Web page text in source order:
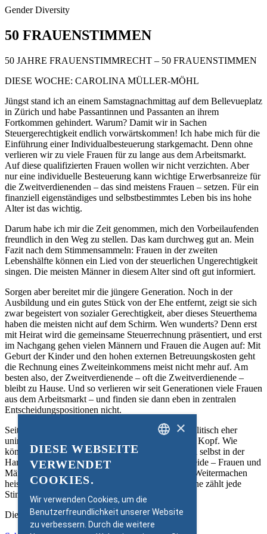
Gender Diversity
50 FRAUENSTIMMEN
50 JAHRE FRAUENSTIMMRECHT – 50 FRAUENSTIMMEN
DIESE WOCHE: CAROLINA MÜLLER-MÖHL
Jüngst stand ich an einem Samstagnachmittag auf dem Bellevueplatz
in Zürich und habe Passantinnen und Passanten an ihrem
Fortkommen gehindert. Warum? Damit wir in Sachen
Steuergerechtigkeit endlich vorwärtskommen! Ich habe mich für die
Einführung einer Individualbesteuerung starkgemacht. Denn ohne
verlieren wir zu viele Frauen für zu lange aus dem Arbeitsmarkt.
Auf diese qualifizierten Frauen wollen wir nicht verzichten. Aber
nur eine individuelle Besteuerung kann wichtige Erwerbsanreize für
die Zweitverdienenden – das sind meistens Frauen – setzen. Für ein
finanziell eigenständiges und selbstbestimmtes Leben bis ins hohe
Alter ist das wichtig.
Darum habe ich mir die Zeit genommen, mich den Vorbeilaufenden
freundlich in den Weg zu stellen. Das kam durchweg gut an. Mein
Fazit nach dem Stimmensammeln: Frauen in der zweiten
Lebenshälfte können ein Lied von der steuerlichen Ungerechtigkeit
singen. Die meisten Männer in diesem Alter sind oft gut informiert.
Sorgen aber bereitet mir die jüngere Generation. Noch in der
Ausbildung und ein gutes Stück von der Ehe entfernt, zeigt sie sich
zwar begeistert von sozialer Gerechtigkeit, aber dieses Steuerthema
haben die meisten nicht auf dem Schirm. Wen wunderts? Denn erst
mit Heirat wird die gemeinsame Steuerrechnung präsentiert, und erst
im Nachgang gehen vielen Männern und Frauen die Augen auf: Mit
Geburt der Kinder und den hohen externen Betreuungskosten geht
die Rechnung eines Zweiteinkommens meist nicht mehr auf. Am
besten also, der Zweitverdienende – oft die Zweitverdienende –
bleibt zu Hause. Und so verlieren wir seit Generationen viele Frauen
aus dem Arbeitsmarkt – und finden sie dann eben in zentralen
Entscheidungspositionen nicht.
Seit dem Sammeltag am Bellevue gehen mir die politisch eher
uninteressierten jungen Frauen nicht mehr aus dem Kopf. Wie
können wir sie erreichen? Wir haben es schliesslich selbst in der
Hand, unsere Gesellschaft so zu verändern, dass beide – Frauen und
Männer – Beruf und Familie vereinbaren können. Weitermachen
heisst darum die Devise, denn für die gerechte Sache zählt jede
Stimme.
Die Kolumne ist am 10.9.2021 in der
×
DIESE WEBSEITE
VERWENDET
COOKIES.
Wir verwenden Cookies, um die
Benutzerfreundlichkeit unserer Website
zu verbessern. Durch die weitere